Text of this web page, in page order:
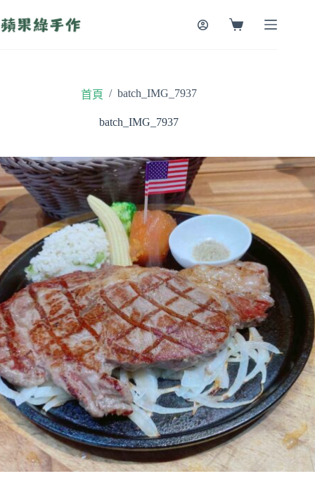
至
購
首頁 / batch_IMG_7937
batch_IMG_7937